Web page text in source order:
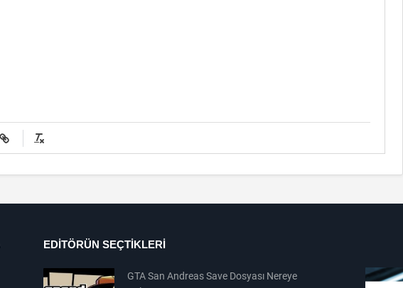
EDITÖRÜN SEÇTIKLERI
GTA San Andreas Save Dosyası Nereye